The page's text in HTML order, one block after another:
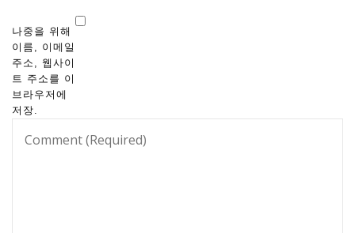
나중을 위해
이름, 이메일
주소, 웹사이
트 주소를 이
브라우저에
저장.